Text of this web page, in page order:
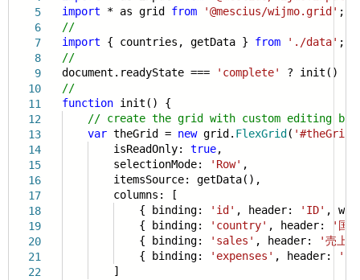
5
6
7
8
9
10
11
12
13
14
15
16
17
18
19
20
21
22
import * as grid from '@mescius/wijmo.grid' ;
//
import { countries, getData } from './data' ;
//
document.readyState ===
'complete'
? init() :
//
function init() {
// create the grid with custom editing
var theGrid = newgrid. FlexGrid ( '#theGrid'
isReadOnly: true,
selectionMode:
'Row' ,
itemsSource: getData(),
columns: [
{ binding:
'id' , header: 'ID' ,
{ binding:
'country' , header: '国'
{ binding:
'sales' , header: '売上'
{ binding:
'expenses' , header:
'費
]